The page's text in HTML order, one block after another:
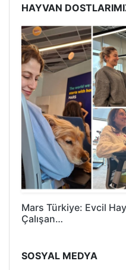
HAYVAN
Mars Türkiye: Evcil
Çalışan…
SOSYAL MEDYA